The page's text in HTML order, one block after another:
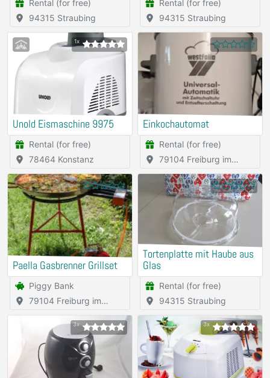
Rental (for free)
94315 Straubing
Rental (for free)
94315 Straubing
1x
Unold Eismaschine 9975
Rental (for free)
78464 Konstanz
Einkochautomat
Rental (for free)
Breisgau
Paella Gasbrenner Grillset
Piggy Bank
Breisgau
Tortenplatte mit Haube aus
Glas
Rental (for free)
94315 Straubing
3x 3x